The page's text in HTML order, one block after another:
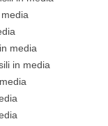
media
in media